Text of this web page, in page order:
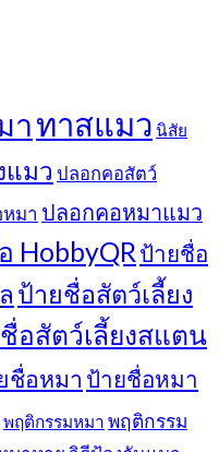
าทาสแมว นิสัย
แมว ปลอกคอสัตว์
มา ปลอกคอหมาแมว
HobbyQR ป้ายชื่อ
ป้ายชื่อสัตว์เลี้ยง
อสัตว์เลี้ยงสแตน
ชื่อหมา ป้ายชื่อหมา
พฤติกรรมหมา พฤติกรรม